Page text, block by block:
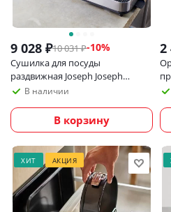
9 028 ₽10 031₽-10%
Сушилка для посуды
раздвижная Joseph Joseph
Extend Steel Slim
В наличии
В корзину
2
ХИТ АКЦИЯ